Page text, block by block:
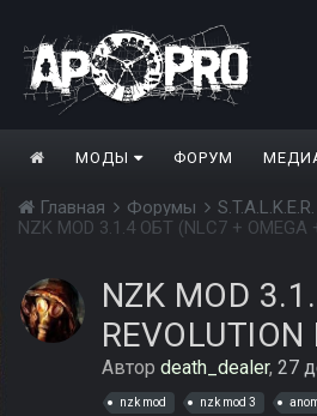
МОДЫ ФОРУМ
Главная Форумы
NZK MOD
Автор death_dealer, 27
nzk mod nzk mod 3